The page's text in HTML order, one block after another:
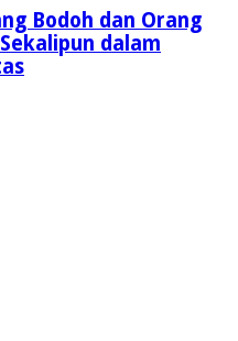
Bodoh dan Orang
dalam